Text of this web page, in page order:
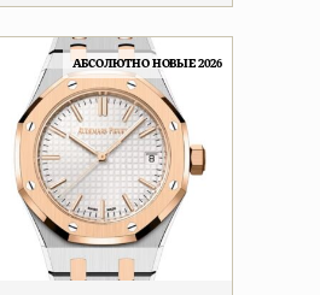
АБСОЛЮТНО НОВЫЕ 2026